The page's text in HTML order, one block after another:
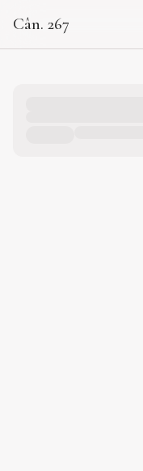
Cân. 267